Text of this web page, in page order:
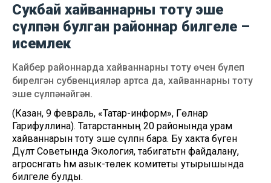
Сукбай хайваннарны тоту эше
сүлпән булган районнар билгеле –
исемлек
Кайбер районнарда хайваннарны тоту өчен бүлеп
бирелгән субвенцияләр артса да, хайваннарны тоту
эше сүлпәнәйгән.
(Казан, 9 февраль, «Татар-информ», Гөлнар
Гарифуллина). Татарстанның 20 районында урам
хайваннарын тоту эше сүлпән бара. Бу хакта бүген
Дәүләт Советында Экология, табигатьтән файдалану,
агросәнәгать һәм азык-төлек комитеты утырышында
билгеле булды.